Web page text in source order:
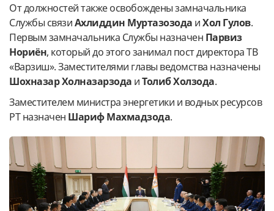
От должностей также освобождены замначальника
Службы связиАхлиддин Муртазозода иХол Гулов.
Первым замначальника Службы назначен Парвиз
Нориён, который до этого занимал пост директора ТВ
«Варзиш». Заместителями главы ведомства назначены
Шохназар Холназарзода иТолиб Холзода.
Заместителем министра энергетики и водных ресурсов
РТ назначен Шариф Махмадзода.